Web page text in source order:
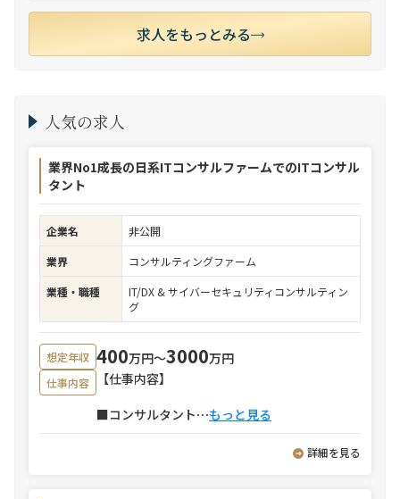
求人をもっとみる
人気の求人
業界No1成長の日系ITコンサルファームでのITコンサル
タント
企業名
非公開
業界
コンサルティングファーム
業種・職種
IT/DX & サイバーセキュリティコンサルティン
グ
想定年収 400万円〜3000万円
仕事内容
【仕事内容】
■コンサルタント⋯もっと見る
詳細を見る